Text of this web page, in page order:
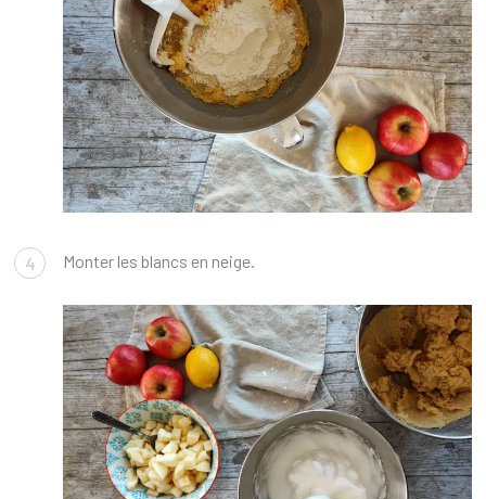
4 Monter les blancs en neige.